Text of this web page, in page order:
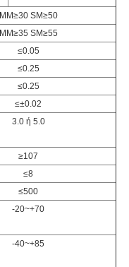
MM≥30 SM≥50
MM≥35 SM≥55
≤0.05
≤0.25
≤0.25
≤±0.02
3.0 ή 5.0
≥107
≤8
≤500
-20~+70
-40~+85